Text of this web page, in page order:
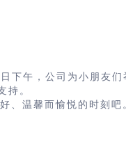
下午，公司为小朋友
持。
、温馨而愉悦的时刻吧